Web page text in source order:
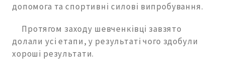
допомога та спортивні силові випробування.
Протягом заходу шевченківці завзято
долали усі етапи, у результаті чого здобули
хороші результати.